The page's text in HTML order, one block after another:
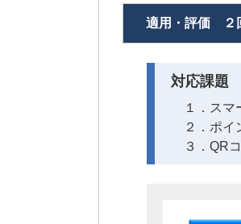
適用・評価 ２
対応課題
１．スマ
２．ポ
３．QR